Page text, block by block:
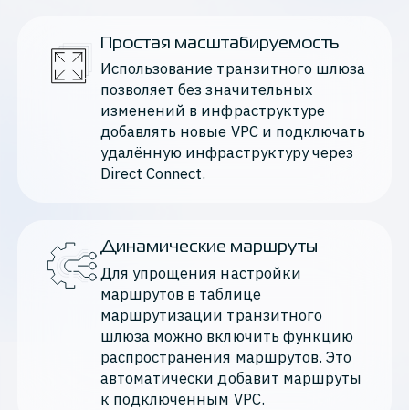
Простая масштабируемость
Использование транзитного шлюза
позволяет без значительных
изменений в инфраструктуре
добавлять новые VPC и подключать
удалённую инфраструктуру через
Direct Connect.
Динамические маршруты
Для упрощения настройки
маршрутов в таблице
маршрутизации транзитного
шлюза можно включить функцию
распространения маршрутов. Это
автоматически добавит маршруты
к подключенным VPC.